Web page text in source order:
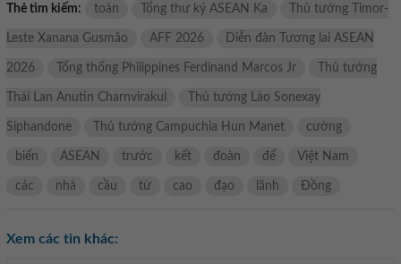
Thẻ tìm kiếm: toàn Tổng thư ký ASEAN Ka Thủ tướng Timor-
Leste Xanana Gusmão AFF 2026 Diễn đàn Tương lai ASEAN
2026 Tổng thống Philippines Ferdinand Marcos Jr Thủ tướng
Thái Lan Anutin Charnvirakul Thủ tướng Lào Sonexay
Siphandone Thủ tướng Campuchia Hun Manet cường
biến ASEAN trước kết đoàn để Việt Nam
các nhà cầu từ cao đạo lãnh Đồng
Xem các tin khác: